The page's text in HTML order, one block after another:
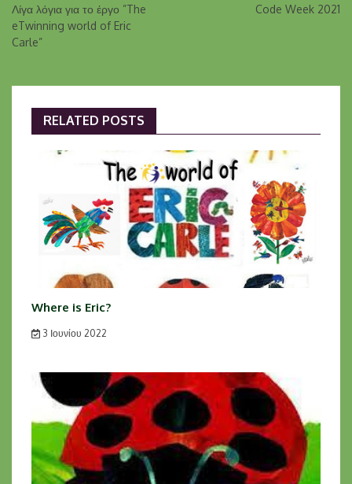
Λίγα λόγια για το έργο ”The
eTwinning world of Eric
Carle”
Code Week 2021
RELATED POSTS
Where is Eric?
3 Ιουνίου 2022